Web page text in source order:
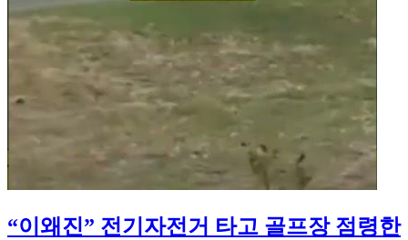
“이왜진” 전기자전거 타고 골프장 점령한